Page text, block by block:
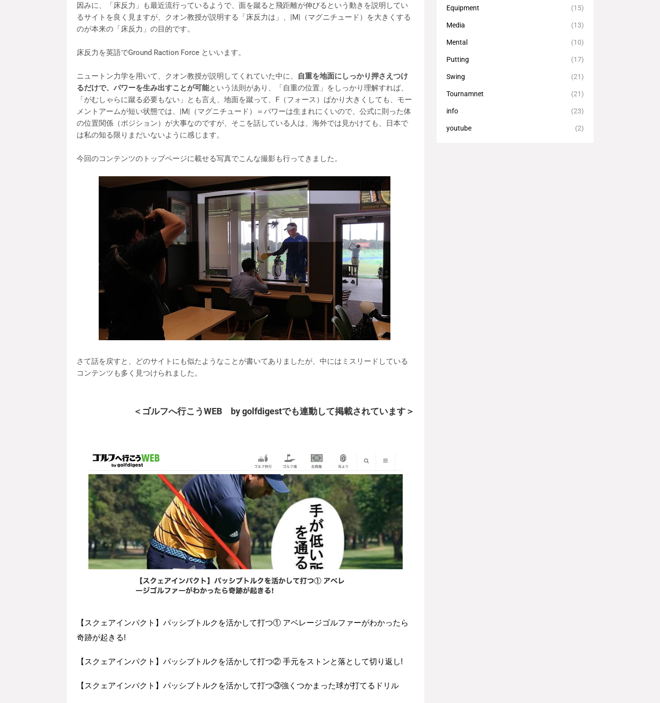
因みに、「床反力」も最近流行っているようで、面を蹴ると飛距離が伸びるという動きを説明してい
るサイトを良く見ますが、クオン教授が説明する「床反力は」、|M|（マグニチュード）を大きくする
のが本来の「床反力」の目的です。
床反力を英語でGround Raction Force といいます。
ニュートン力学を用いて、クオン教授が説明してくれていた中に、
自重を地面にしっかり押さえつけ
るだけで、パワーを生み出すことが可能という法則があり、「自重の位置」をしっかり理解すれば、
「がむしゃらに蹴る必要もない」とも言え、地面を蹴って、F（フォース）ばかり大きくしても、モー
メントアームが短い状態では、|M|（マグニチュード）＝パワーは生まれにくいので、公式に則った体
の位置関係（ポジション）が大事なのですが、そこを話している人は、海外では見かけても、日本で
は私の知る限りまだいないように感じます。
今回のコンテンツのトップページに載せる写真でこんな撮影も行ってきました。
さて話を戻すと、どのサイトにも似たようなことが書いてありましたが、中にはミスリードしている
コンテンツも多く見つけられました。
＜ゴルフへ行こうWEB by golfdigestでも連動して掲載されています＞
【スクェアインパクト】パッシブトルクを活かして打つ① アベレージゴルファーがわかったら
奇跡が起きる!
【スクェアインパクト】パッシブトルクを活かして打つ② 手元をストンと落として切り返し!
【スクェアインパクト】パッシブトルクを活かして打つ③強くつかまった球が打てるドリル
Equipment (15)
Media (13)
Mental (10)
Putting (17)
Swing (21)
Tournamnet (21)
info (23)
youtube (2)